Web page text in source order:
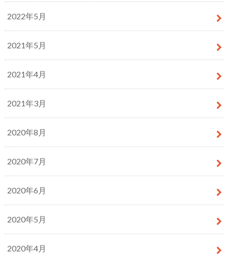
2022年5月
2021年5月
2021年4月
2021年3月
2020年8月
2020年7月
2020年6月
2020年5月
2020年4月